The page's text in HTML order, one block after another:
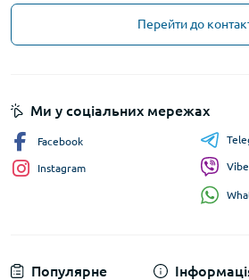
Перейти до
Популярне
Ми у соціальних мережах
Facebook
Instagram